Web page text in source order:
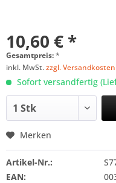
10,60 € *
Gesamtpreis:*
inkl. MwSt.zzgl. Versandkosten
Sofort versandfertig
Merken
Artikel-Nr.:
EAN: